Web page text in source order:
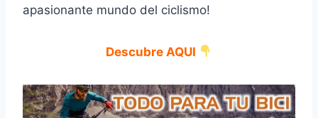
apasionante mundo del ciclismo!
Descubre AQUI